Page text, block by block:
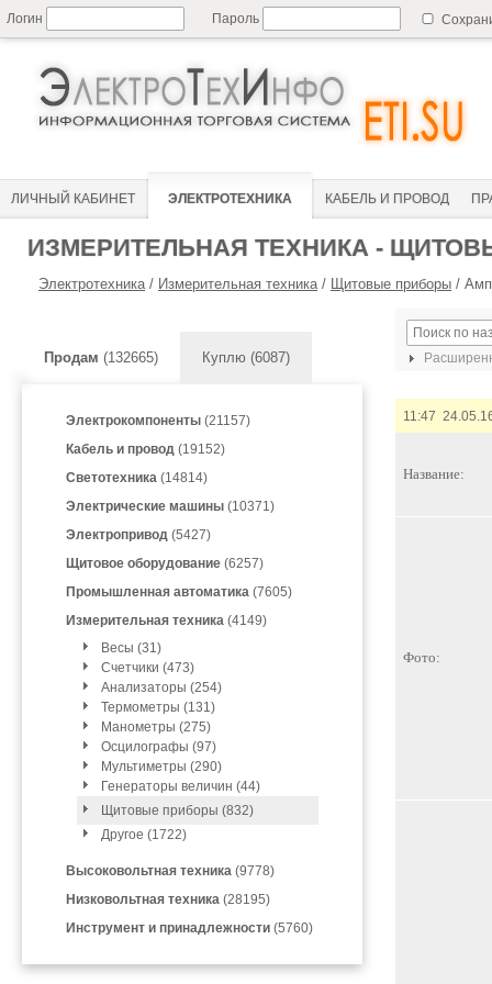
Логин Пароль
ЛИЧНЫЙ КАБИНЕТ ЭЛЕКТРОТЕХНИКА КАБЕЛЬ И ПРОВОД
ИЗМЕРИТЕЛЬНАЯ ТЕХНИКА -
Электротехника/ Измерительная техника/ Щитовые приборы /
Продам (132665) Куплю (6087)
Электрокомпоненты (21157)
Кабель и провод (19152)
Светотехника (14814)
Электрические машины (10371)
Электропривод (5427)
Щитовое оборудование (6257)
Промышленная автоматика (7605)
Измерительная техника (4149)
Весы (31)
Счетчики (473)
Анализаторы (254)
Термометры (131)
Манометры (275)
Осцилографы (97)
Мультиметры (290)
Генераторы величин (44)
Щитовые приборы (832)
Другое (1722)
Высоковольтная техника (9778)
Низковольтная техника (28195)
Инструмент и принадлежности (5760)
11:47
Название:
Фото: